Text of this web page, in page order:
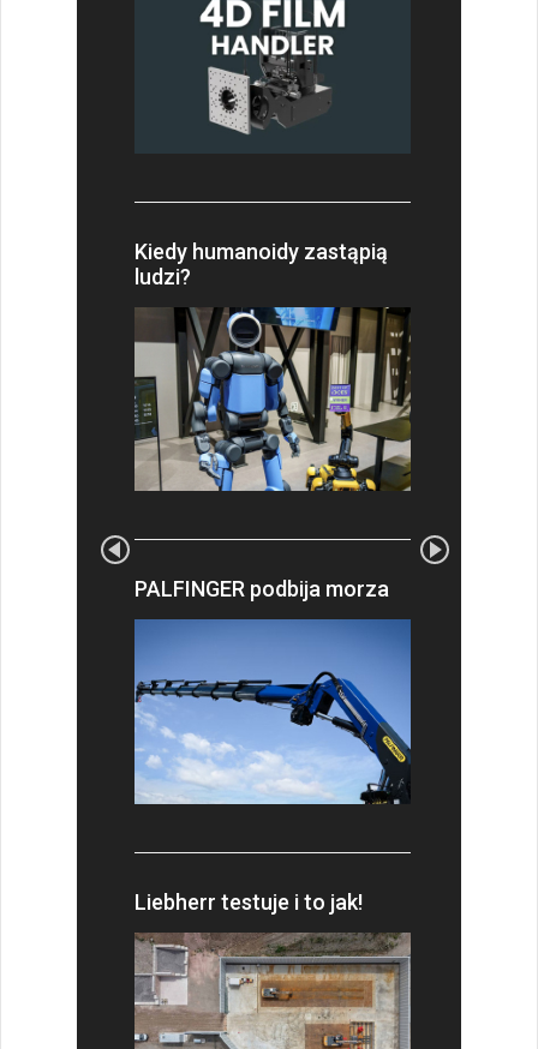
Kiedy humanoidy zastąpią
ludzi?
PALFINGER podbija morza
Liebherr testuje i to jak!